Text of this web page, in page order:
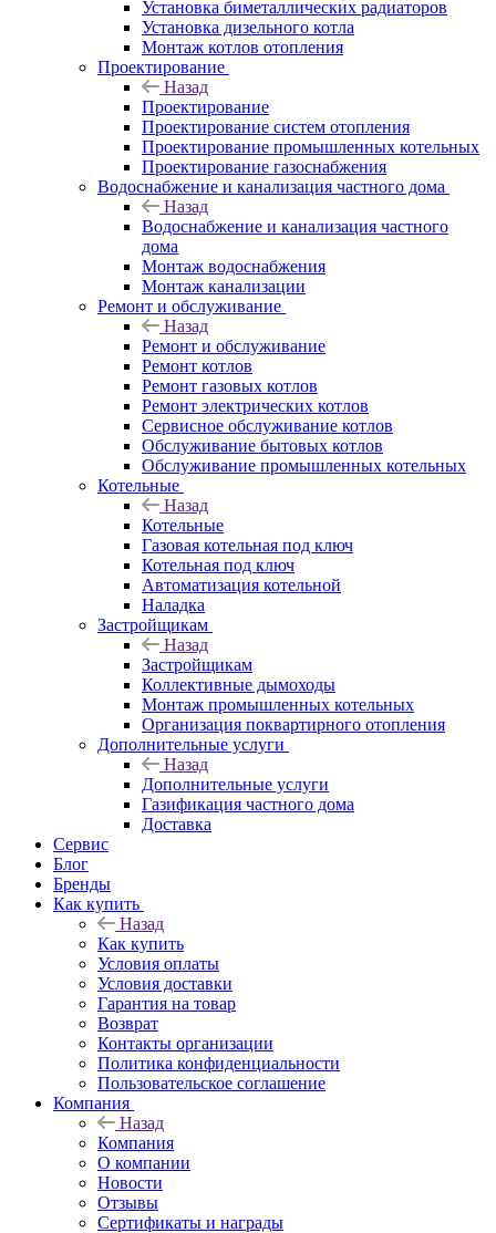
Установка биметаллических радиаторов
Установка дизельного котла
Монтаж котлов отопления
Проектирование
Назад
Проектирование
Проектирование систем отопления
Проектирование промышленных котельных
Проектирование газоснабжения
Водоснабжение и канализация частного дома
Назад
Водоснабжение и канализация частного
дома
Монтаж водоснабжения
Монтаж канализации
Ремонт и обслуживание
Назад
Ремонт и обслуживание
Ремонт котлов
Ремонт газовых котлов
Ремонт электрических котлов
Сервисное обслуживание котлов
Обслуживание бытовых котлов
Обслуживание промышленных котельных
Котельные
Назад
Котельные
Газовая котельная под ключ
Котельная под ключ
Автоматизация котельной
Наладка
Застройщикам
Назад
Застройщикам
Коллективные дымоходы
Монтаж промышленных котельных
Организация поквартирного отопления
Дополнительные услуги
Назад
Дополнительные услуги
Газификация частного дома
Доставка
Сервис
Блог
Бренды
Как купить
Назад
Как купить
Условия оплаты
Условия доставки
Гарантия на товар
Возврат
Контакты организации
Политика конфиденциальности
Пользовательское соглашение
Компания
Назад
Компания
О компании
Новости
Отзывы
Сертификаты и награды